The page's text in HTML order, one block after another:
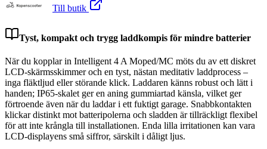
Till butik
Tyst, kompakt och trygg laddkompis för mindre batterier
När du kopplar in Intelligent 4 A Moped/MC möts du av ett diskret
LCD-skärmsskimmer och en tyst, nästan meditativ laddprocess –
inga fläktljud eller störande klick. Laddaren känns robust och lätt i
handen; IP65-skalet ger en aning gummiartad känsla, vilket ger
förtroende även när du laddar i ett fuktigt garage. Snabbkontakten
klickar distinkt mot batteripolerna och sladden är tillräckligt flexibel
för att inte krångla till installationen. Enda lilla irritationen kan vara
LCD-displayens små siffror, särskilt i dåligt ljus.